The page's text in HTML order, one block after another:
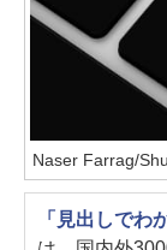
Naser Farrag/
「見出しでわ